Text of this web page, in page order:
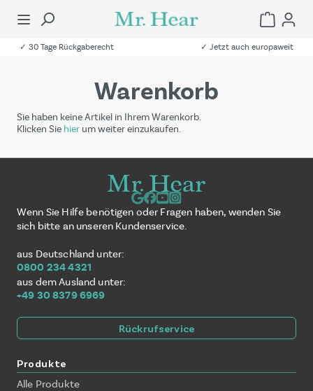
✓ 30 Tage Rückgaberecht ✓ Jetzt auch europaweit
Warenkorb
Sie haben keine Artikel in Ihrem Warenkorb.
Klicken Sie hier um weiter einzukaufen.
Wenn Sie Hilfe benötigen oder Fragen haben, wenden Sie
sich bitte an unseren Kundenservice.
aus Deutschland unter:
0800 234 4321
aus dem Ausland unter:
+49 30 8379 6969
Rückrufservice
Produkte
Alle Produkte